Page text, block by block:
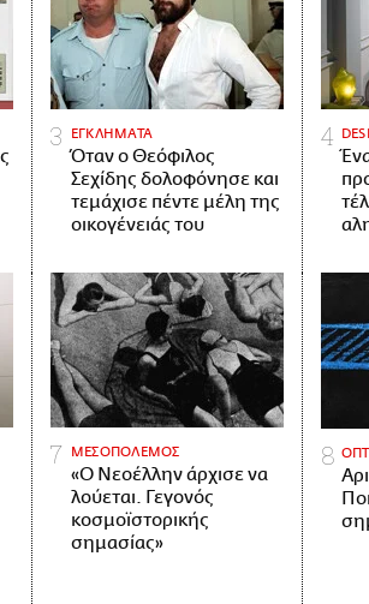
ΕΓΚΛΗΜΑΤΑ
Όταν ο Θεόφιλος
Σεχίδης δολοφόνησε και
τεμάχισε πέντε μέλη της
οικογένειάς του
ΜΕΣΟΠΟΛΕΜΟΣ
«Ο Νεοέλλην άρχισε να
λούεται. Γεγονός
κοσμοϊστορικής
σημασίας»